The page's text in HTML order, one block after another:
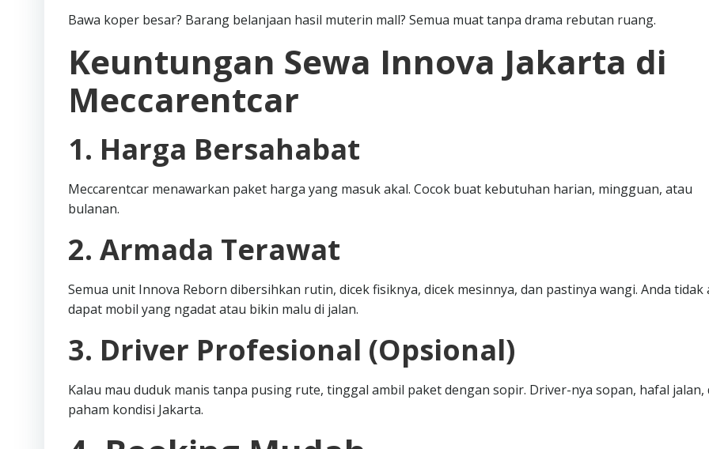
Bawa koper besar? Barang belanjaan hasil muterin mall? Semua muat tanpa drama rebutan ruang.
Keuntungan Sewa Innova Jakarta di
Meccarentcar
1. Harga Bersahabat
Meccarentcar menawarkan paket harga yang masuk akal. Cocok buat kebutuhan harian, mingguan, atau
bulanan.
2. Armada Terawat
Semua unit Innova Reborn dibersihkan rutin, dicek fisiknya, dicek mesinnya, dan pastinya wangi. Anda tidak
dapat mobil yang ngadat atau bikin malu di jalan.
3. Driver Profesional (Opsional)
Kalau mau duduk manis tanpa pusing rute, tinggal ambil paket dengan sopir. Driver-nya sopan, hafal jalan,
paham kondisi Jakarta.